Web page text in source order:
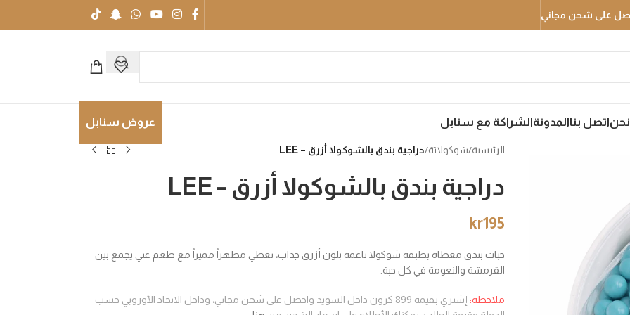
اتصل بناالمدونةالشراكة مع سنابل عروض سنابل
الرئيسية/شوكولاتة/دراجية بندق بالشوكولا أزرق – LEE
دراجية بندق بالشوكولا أزرق – LEE
kr195
حبات بندق مغطاة بطبقة شوكولا ناعمة بلون أزرق جذاب، تعطي مظهراً مميزاً مع طعم غني يجمع بين
القرمشة والنعومة في كل حبة.
ملاحظة:
إشتري بقيمة 899 كرون داخل السويد واحصل على شحن مجاني، وداخل الاتحاد الأوروبي حسب